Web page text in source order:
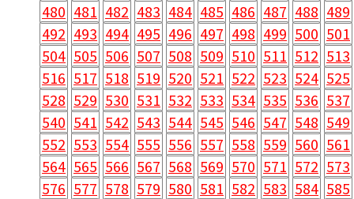
480 481 482 483 484 485 486 487 488 489
492 493 494 495 496 497 498 499 500 501
504 505 506 507 508 509 510 511 512 513
516 517 518 519 520 521 522 523 524 525
528 529 530 531 532 533 534 535 536 537
540 541 542 543 544 545 546 547 548 549
552 553 554 555 556 557 558 559 560 561
564 565 566 567 568 569 570 571 572 573
576 577 578 579 580 581 582 583 584 585